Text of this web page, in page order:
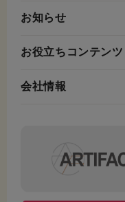
お知らせ
お役立ちコンテンツ
会社情報